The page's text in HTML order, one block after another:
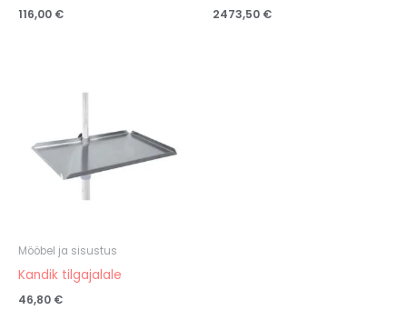
116,00 € 2473,50 €
Mööbel ja sisustus
Kandik tilgajalale
46,80 €